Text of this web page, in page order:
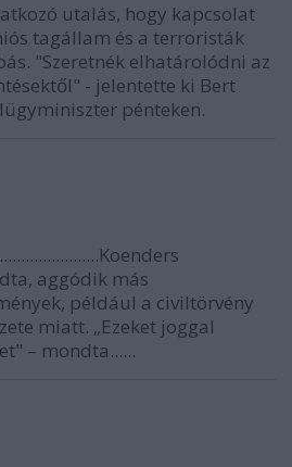
utalás, hogy kapcsolat
tagállam és a terroristák
"Szeretnék elhatárolódni az
- jelentette ki Bert
pénteken.
aggódik más
például a civiltörvény
miatt. „Ezeket joggal
– mondta......